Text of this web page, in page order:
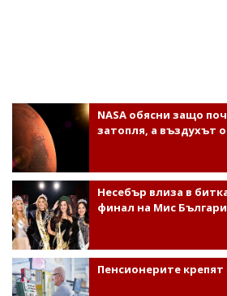
NASA обясни защо
затопля, а въздухът
Несебър влиза в
финал на Мис
Пенсионерите